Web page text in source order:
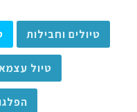
טיולים וחבילות
טיול